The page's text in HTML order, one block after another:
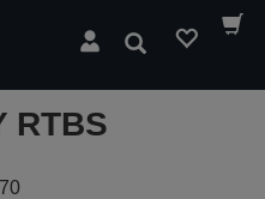
Suchen
RTBS